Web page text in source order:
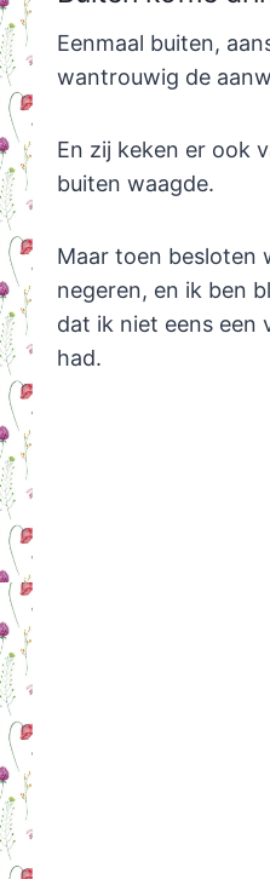
Eenmaal buiten,
wantrouwig de
En zij keken er ook
buiten waagde.
Maar toen besloten
negeren, en ik ben
dat ik niet eens een
had.